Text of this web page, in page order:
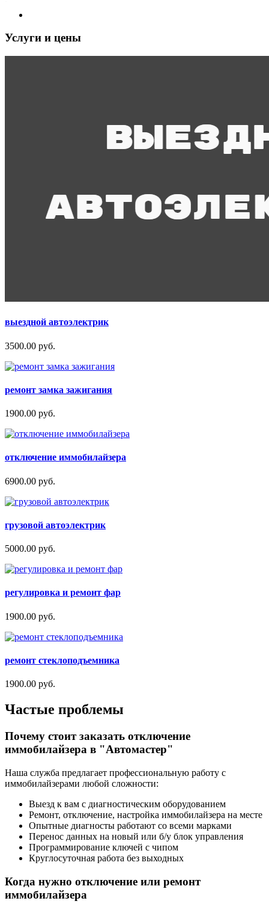
Услуги и цены
выездной автоэлектрик
3500.00 руб.
ремонт замка зажигания
1900.00 руб.
отключение иммобилайзера
6900.00 руб.
грузовой автоэлектрик
5000.00 руб.
регулировка и ремонт фар
1900.00 руб.
ремонт стеклоподъемника
1900.00 руб.
Частые проблемы
Почему стоит заказать отключение
иммобилайзера в "Автомастер"
Наша служба предлагает профессиональную работу с
иммобилайзерами любой сложности:
Выезд к вам с диагностическим оборудованием
Ремонт, отключение, настройка иммобилайзера на месте
Опытные диагносты работают со всеми марками
Перенос данных на новый или б/у блок управления
Программирование ключей с чипом
Круглосуточная работа без выходных
Когда нужно отключение или ремонт
иммобилайзера